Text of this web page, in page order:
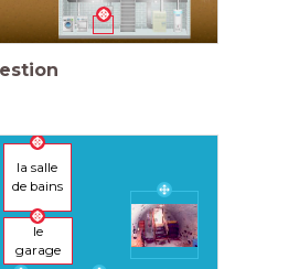
la salle
de bains
le
garage